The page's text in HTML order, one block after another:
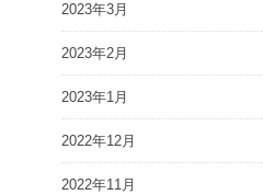
2023年3月
2023年2月
2023年1月
2022年12月
2022年11月